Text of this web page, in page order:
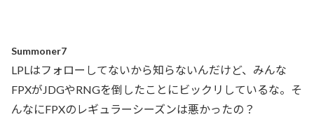
Summoner7
LPLはフォローしてないから知らないんだけど、みんな
FPXがJDGやRNGを倒したことにビックリしているな。そ
んなにFPXのレギュラーシーズンは悪かったの？